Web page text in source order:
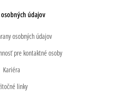
údajov
osobných údajov
pre kontaktné osoby
Kariéra
linky